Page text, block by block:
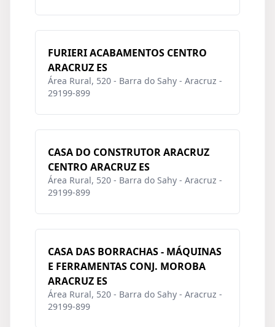
FURIERI ACABAMENTOS CENTRO
ARACRUZ ES
Área Rural, 520 - Barra do Sahy - Aracruz -
29199-899
CASA DO CONSTRUTOR ARACRUZ
CENTRO ARACRUZ ES
Área Rural, 520 - Barra do Sahy - Aracruz -
29199-899
CASA DAS BORRACHAS - MÁQUINAS
E FERRAMENTAS CONJ. MOROBA
ARACRUZ ES
Área Rural, 520 - Barra do Sahy - Aracruz -
29199-899